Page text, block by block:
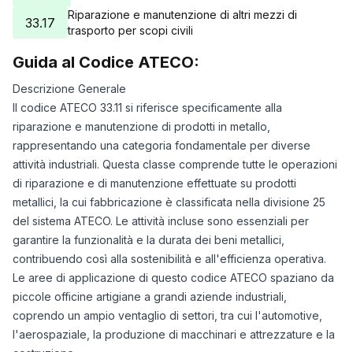
33.17
Riparazione e manutenzione di altri mezzi di
trasporto per scopi civili
Guida al Codice ATECO:
Descrizione Generale
Il codice ATECO 33.11 si riferisce specificamente alla
riparazione e manutenzione di prodotti in metallo,
rappresentando una categoria fondamentale per diverse
attività industriali. Questa classe comprende tutte le operazioni
di riparazione e di manutenzione effettuate su prodotti
metallici, la cui fabbricazione è classificata nella divisione 25
del sistema ATECO. Le attività incluse sono essenziali per
garantire la funzionalità e la durata dei beni metallici,
contribuendo così alla sostenibilità e all'efficienza operativa.
Le aree di applicazione di questo codice ATECO spaziano da
piccole officine artigiane a grandi aziende industriali,
coprendo un ampio ventaglio di settori, tra cui l'automotive,
l'aerospaziale, la produzione di macchinari e attrezzature e la